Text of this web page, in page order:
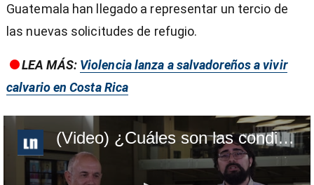
Guatemala han llegado a representar un tercio de
las nuevas solicitudes de refugio.
LEA MÁS: Violencia lanza a salvadoreños a vivir
calvario en Costa Rica
(Video) ¿Cuáles son las condiciones de los refugiados venezolanos en Costa Rica?